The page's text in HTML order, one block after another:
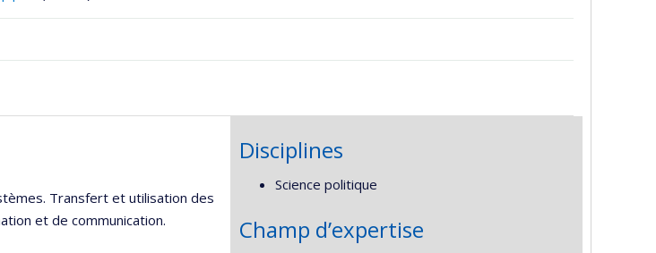
Transfert et utilisation des
et de communication.
Disciplines
Science politique
Champ d’expertise